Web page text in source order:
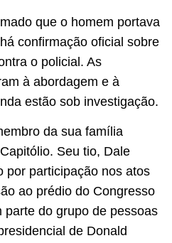
que o homem portava
confirmação oficial sobre
o policial. As
à abordagem e à
estão sob investigação.
da sua família
Seu tio, Dale
por participação nos atos
ao prédio do Congresso
parte do grupo de pessoas
de Donald